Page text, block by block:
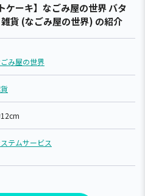
ケーキ】なごみ屋の世界 バタ
貨 (なごみ屋の世界) の紹介
み屋の世界
テムサービス